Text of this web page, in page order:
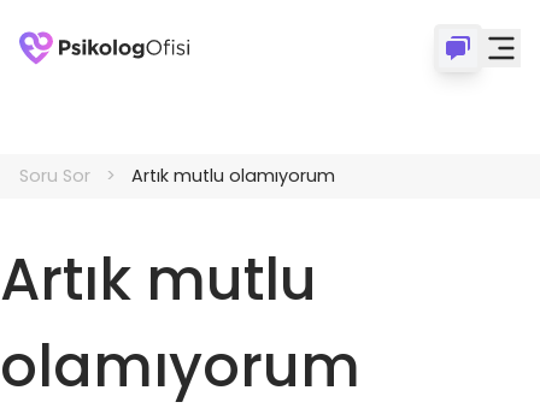
Soru Sor Artık mutlu olamıyorum
Artık mutlu
olamıyorum